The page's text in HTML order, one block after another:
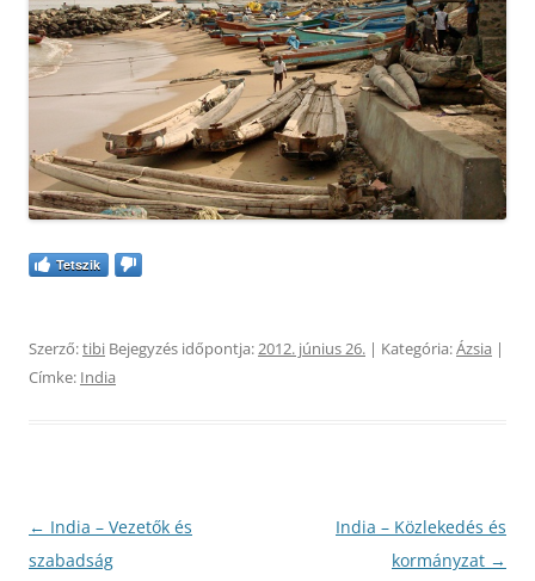
Tetszik
Szerző:tibi Bejegyzés időpontja:2012. június 26. | Kategória:Ázsia |
Címke: India
Bejegyzés
navigáció
← India – Vezetők és
szabadság
India – Közlekedés és
kormányzat →